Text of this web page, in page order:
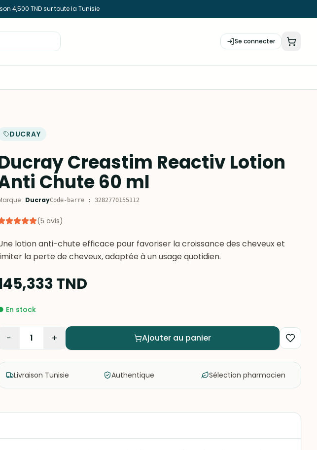
4,500 TND sur toute la Tunisie
Se connecter
DUCRAY
Creastim Reactiv Lotion
Chute 60 ml
: DucrayCode-barre : 3282770155112
(5 avis)
lotion anti-chute efficace pour favoriser la croissance des cheveux et
la perte de cheveux, adaptée à un usage quotidien.
TND
En stock
− 1 + Ajouter au panier
Livraison Tunisie Authentique Sélection pharmacien